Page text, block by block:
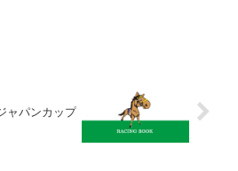
ャパンカップ